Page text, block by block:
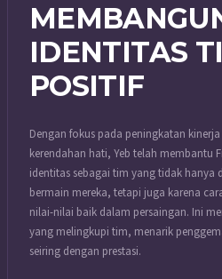
IDENTITAS
POSITIF
Dengan fokus pada peningkatan
kerendahan hati, Yeb telah membantu
identitas sebagai tim yang tidak hanya
bermain mereka, tetapi juga karena
nilai-nilai baik dalam persaingan. Ini
yang melingkupi tim, menarik
seiring dengan prestasi.